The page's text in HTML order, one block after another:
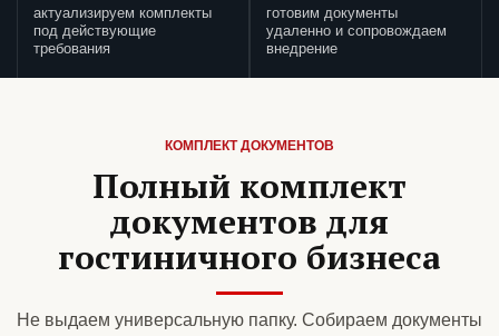
актуализируем комплекты
под действующие
требования
готовим документы
удаленно и сопровождаем
внедрение
КОМПЛЕКТ ДОКУМЕНТОВ
Полный комплект
документов для
гостиничного бизнеса
Не выдаем универсальную папку. Собираем документы